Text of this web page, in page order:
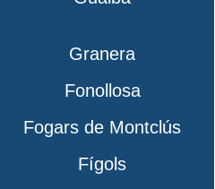
Granera
Fonollosa
Fogars de Montclús
Fígols